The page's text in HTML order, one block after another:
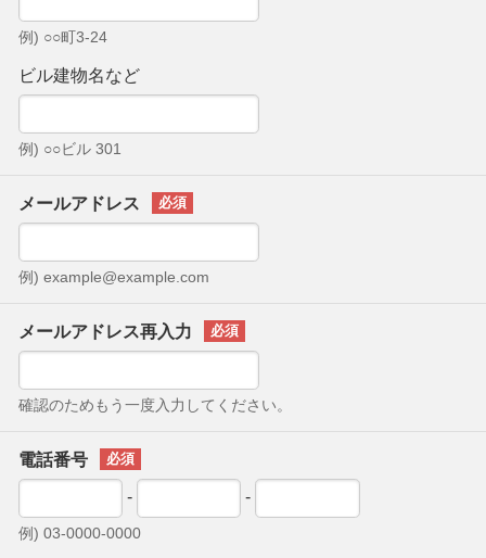
例) ○○町3-24
ビル建物名など
例) ○○ビル 301
メールアドレス
例) example@example.com
メールアドレス再入力
確認のためもう一度入力してください。
電話番号
-
-
例) 03-0000-0000